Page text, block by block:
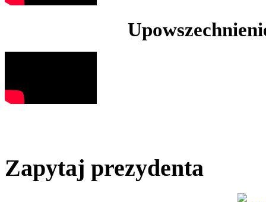
Zapytaj prezydenta